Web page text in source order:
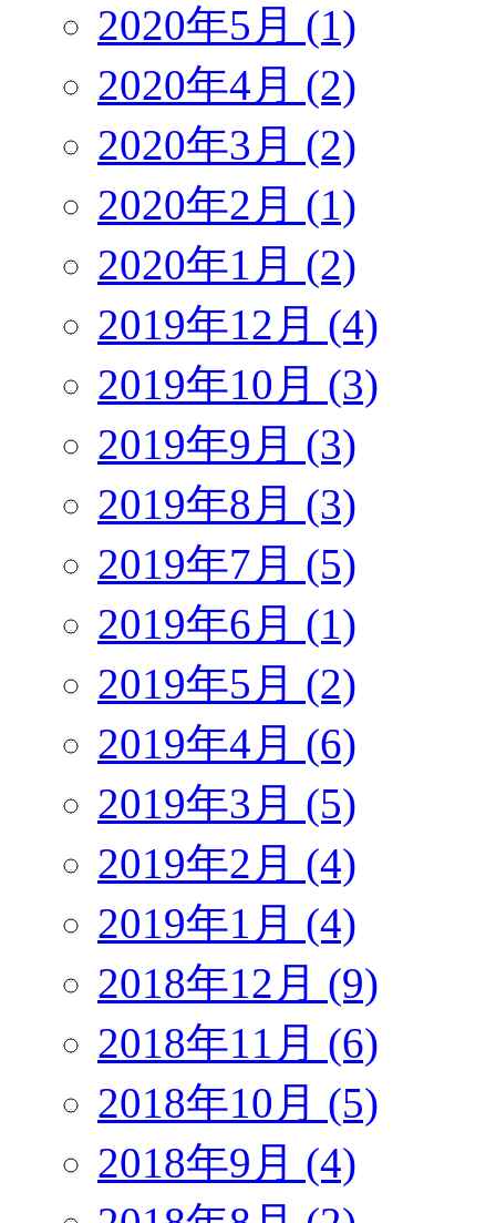
2020年5月 (1)
2020年4月 (2)
2020年3月 (2)
2020年2月 (1)
2020年1月 (2)
2019年12月 (4)
2019年10月 (3)
2019年9月 (3)
2019年8月 (3)
2019年7月 (5)
2019年6月 (1)
2019年5月 (2)
2019年4月 (6)
2019年3月 (5)
2019年2月 (4)
2019年1月 (4)
2018年12月 (9)
2018年11月 (6)
2018年10月 (5)
2018年9月 (4)